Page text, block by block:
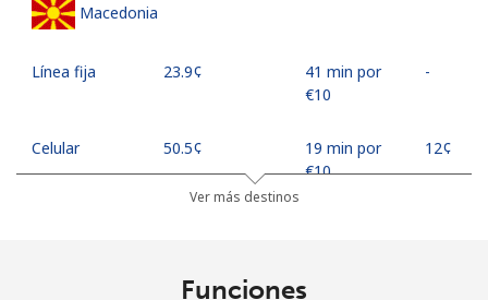
Macedonia
Línea fija ⁦23.9¢⁩
41 min por
⁦€10⁩
-
Celular ⁦50.5¢⁩
19 min por
⁦€10⁩
⁦12¢⁩
⁦73.9¢⁩
13 min por
Ver más destinos
Funciones